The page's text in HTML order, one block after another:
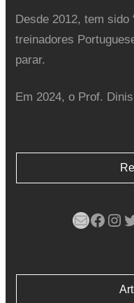
Desde 2012, tem sido
treinadores
parar.
Em 2024, o Prof.
Mail Facebook Instagram Twitter